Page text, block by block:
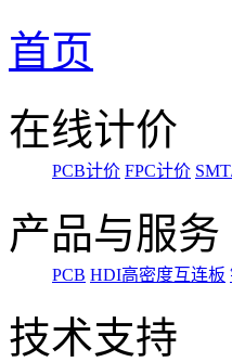
首页
在线计价
PCB计价 FPC计价
产品与服务
PCB HDI高密度互连板
技术支持